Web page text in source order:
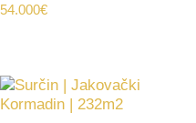
54.000€